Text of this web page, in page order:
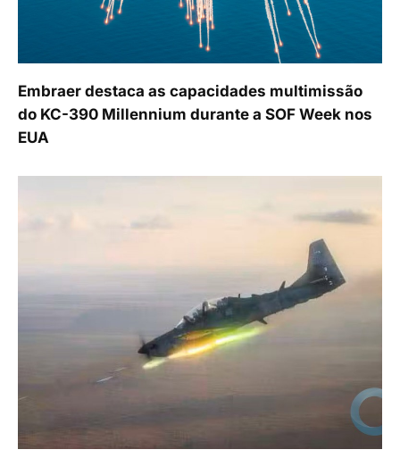
Embraer destaca as capacidades multimissão
do KC-390 Millennium durante a SOF Week nos
EUA